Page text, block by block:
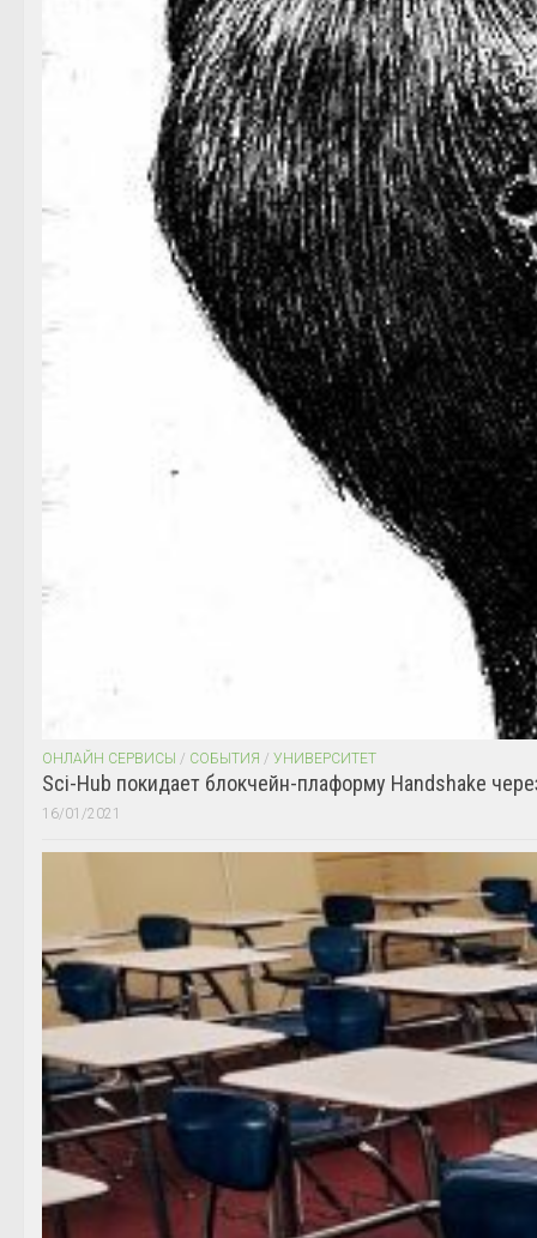
ОНЛАЙН СЕРВИСЫ / СОБЫТИЯ / УНИВЕРСИТЕТ
Sci-Hub покидает блокчейн-плаформу Handshake
16/01/2021